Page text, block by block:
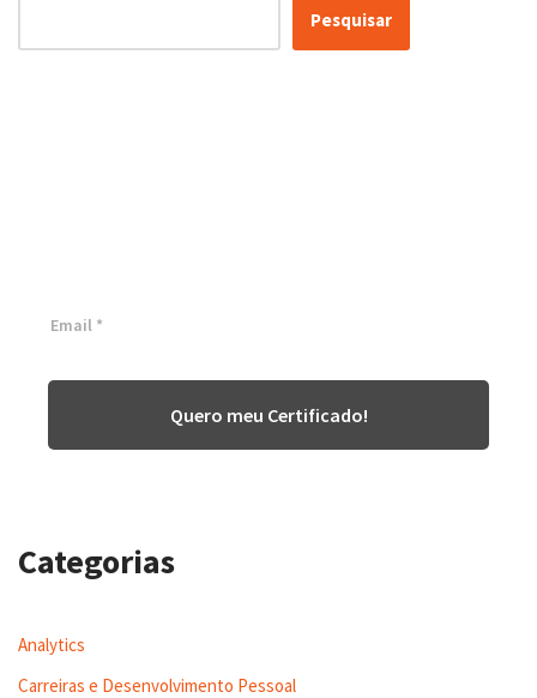
Pesquisar
Quero meu Certificado!
Categorias
Analytics
Carreiras e Desenvolvimento Pessoal